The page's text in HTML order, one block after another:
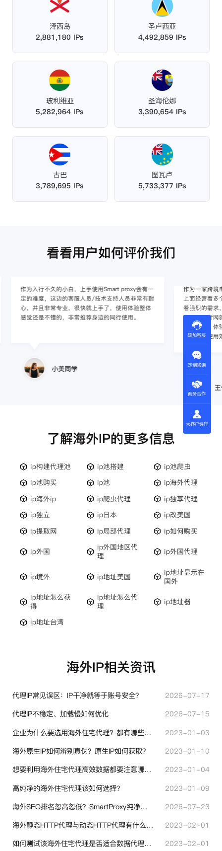
泽西岛
2,881,180 IPs
圣卢西亚
4,492,859 IPs
玻利维亚
5,282,964 IPs
圣海伦娜
3,390,654 IPs
古巴
3,789,695 IPs
图瓦卢
5,733,377 IPs
看看用户如何评价我们
作为入行不久的小白，上手使用Smart proxy会有一
定的难度，这边的客服人员/技术支持人员非常有耐
心，并且非常专业，很快就上手了，使用体验整体
感觉还是不错的，非常推荐身边的同行使用。
小美同学
作为一家跨境电
上面经营着多个
着强烈的需求，
商，不是断网就
使用效果，体验
的问题，使用效
王伟
了解海外IP的更多信息
ip构建代理池 ip池搭建
ip池爬虫
ip池购买
ip池
ip海外代理
ip海外ip
ip爬虫代理
ip独享代理
ip独立
ip日本
ip改美国
ip提取网
ip局部代理 ip如何购买
ip外国
ip外国地区代
理
ip外国代理
ip境外 ip地址美国
ip地址显示在
国外
ip地址怎么获
得
ip地址怎么代
理
ip地址器
ip地址台湾
海外IP相关资讯
代理IP常见误区：IP干净就等于账号安全？
2026-07-17
代理IP不稳定、加载慢如何优化
2026-07-15
企业为什么要选用海外住宅代理？都有哪些帮助？
2023-01-03
海外原生IP如何辨别真伪？原生IP如何获取？
2023-01-10
想要利用海外住宅代理高效数据都要注意哪些地方？
2023-01-04
高纯净的海外住宅代理该如何选择？
2023-01-09
海外SEO排名忽高忽低？SmartProxy纯净住宅IP助力站点权重稳定
2026-07-23
海外静态HTTP代理与动态HTTP代理有什么不同？
2023-02-01
如何测试该海外住宅代理是否适合数据代理使用？
2023-02-01
添加客服
定制咨询
商务合作
大客户经理